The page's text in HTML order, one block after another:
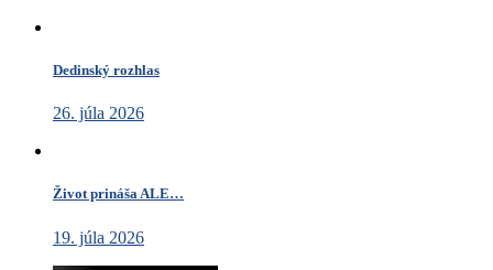
Dedinský rozhlas
26. júla 2026
Život prináša ALE…
19. júla 2026